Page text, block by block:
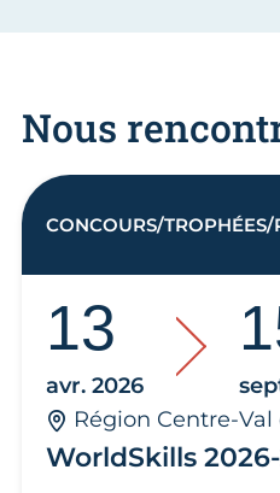
Nous
WorldSkills
13
avr. 2026
Région Centre-Val
CONCOURS/TROPHÉES/